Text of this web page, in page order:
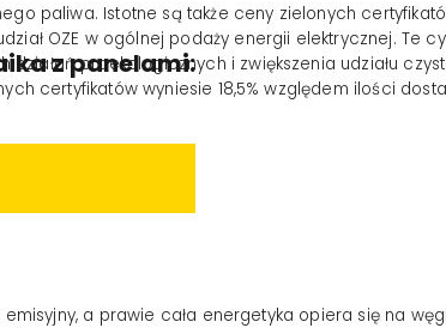
paliwa. Istotne są także ceny zielonych
OZE w ogólnej podaży energii elektrycznej. Te
proekologicznych i zwiększenia udziału
certyfikatów wyniesie 18,5% względem ilości
z panelami:
a prawie cała energetyka opiera się na